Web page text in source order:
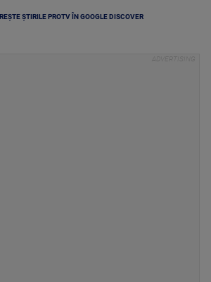
ȘTIRILE PROTV ÎN GOOGLE DISCOVER